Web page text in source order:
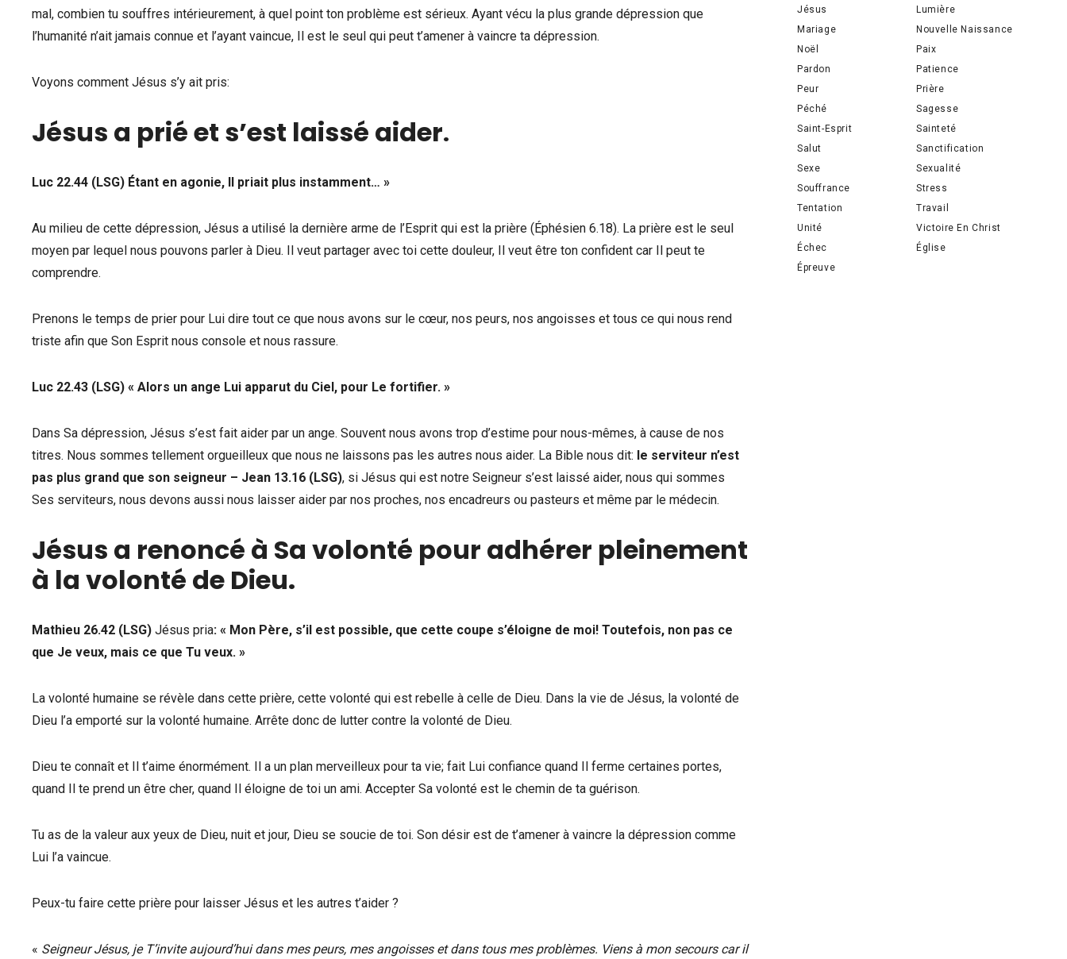
mal, combien tu souffres intérieurement, à quel point ton problème est sérieux. Ayant vécu la plus grande dépression que
l’humanité n’ait jamais connue et l’ayant vaincue, Il est le seul qui peut t’amener à vaincre ta dépression.
Voyons comment Jésus s’y ait pris:
Jésus a prié et s’est laissé aider.
Luc 22.44 (LSG) Étant en agonie, Il priait plus instamment… »
Au milieu de cette dépression, Jésus a utilisé la dernière arme de l’Esprit qui est la prière (Éphésien 6.18). La prière est le seul
moyen par lequel nous pouvons parler à Dieu. Il veut partager avec toi cette douleur, Il veut être ton confident car Il peut te
comprendre.
Prenons le temps de prier pour Lui dire tout ce que nous avons sur le cœur, nos peurs, nos angoisses et tous ce qui nous rend
triste afin que Son Esprit nous console et nous rassure.
Luc 22.43 (LSG) « Alors un ange Lui apparut du Ciel, pour Le fortifier. »
Dans Sa dépression, Jésus s’est fait aider par un ange. Souvent nous avons trop d’estime pour nous-mêmes, à cause de nos
titres. Nous sommes tellement orgueilleux que nous ne laissons pas les autres nous aider. La Bible nous dit: le serviteur n’est
pas plus grand que son seigneur – Jean 13.16 (LSG), si Jésus qui est notre Seigneur s’est laissé aider, nous qui sommes
Ses serviteurs, nous devons aussi nous laisser aider par nos proches, nos encadreurs ou pasteurs et même par le médecin.
Jésus a renoncé à Sa volonté pour adhérer pleinement
à la volonté de Dieu.
Mathieu 26.42 (LSG) Jésus pria: « Mon Père, s’il est possible, que cette coupe s’éloigne de moi! Toutefois, non pas ce
que Je veux, mais ce que Tu veux. »
La volonté humaine se révèle dans cette prière, cette volonté qui est rebelle à celle de Dieu. Dans la vie de Jésus, la volonté de
Dieu l’a emporté sur la volonté humaine. Arrête donc de lutter contre la volonté de Dieu.
Dieu te connaît et Il t’aime énormément. Il a un plan merveilleux pour ta vie; fait Lui confiance quand Il ferme certaines portes,
quand Il te prend un être cher, quand Il éloigne de toi un ami. Accepter Sa volonté est le chemin de ta guérison.
Tu as de la valeur aux yeux de Dieu, nuit et jour, Dieu se soucie de toi. Son désir est de t’amener à vaincre la dépression comme
Lui l’a vaincue.
Peux-tu faire cette prière pour laisser Jésus et les autres t’aider ?
« Seigneur Jésus, je T’invite aujourd’hui dans mes peurs, mes angoisses et dans tous mes problèmes. Viens à mon secours car il
Jésus
Lumière
Mariage
Nouvelle Naissance
Noël
Paix
Pardon
Patience
Peur
Prière
Péché
Sagesse
Saint-Esprit
Sainteté
Salut
Sanctification
Sexe
Sexualité
Souffrance
Stress
Tentation
Travail
Unité
Victoire En Christ
Échec
Église
Épreuve